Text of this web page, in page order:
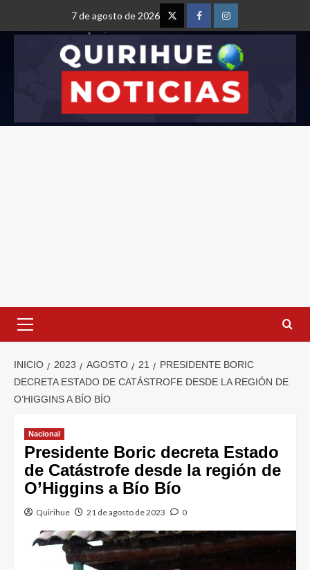
7 de agosto de 2026
INICIO 2023 AGOSTO 21
PRESIDENTE BORIC
DECRETA ESTADO DE CATÁSTROFE DESDE LA REGIÓN DE
O’HIGGINS A BÍO BÍO
Nacional
Presidente Boric decreta Estado
de Catástrofe desde la región de
O’Higgins a Bío Bío
Quirihue 21 de agosto de 2023 0